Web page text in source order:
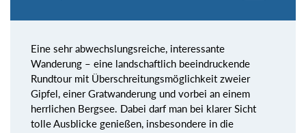
Eine sehr abwechslungsreiche, interessante
Wanderung – eine landschaftlich beeindruckende
Rundtour mit Überschreitungsmöglichkeit zweier
Gipfel, einer Gratwanderung und vorbei an einem
herrlichen Bergsee. Dabei darf man bei klarer Sicht
tolle Ausblicke genießen, insbesondere in die